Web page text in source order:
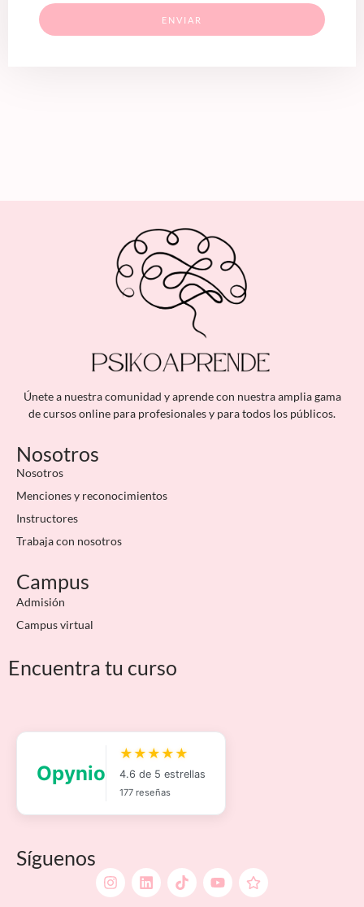
ENVIAR
Únete a nuestra comunidad y aprende con nuestra amplia gama
de cursos online para profesionales y para todos los públicos.
Nosotros
Nosotros
Menciones y reconocimientos
Instructores
Trabaja con nosotros
Campus
Admisión
Campus virtual
Encuentra tu curso
Síguenos